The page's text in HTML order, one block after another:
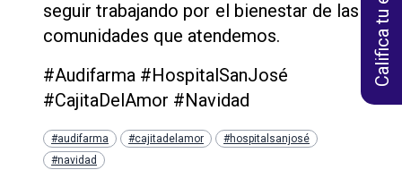
seguir trabajando por el bienestar de las
comunidades que atendemos.
#Audifarma #HospitalSanJosé
#CajitaDelAmor #Navidad
#audifarma #cajitadelamor
#hospitalsanjosé
#navidad